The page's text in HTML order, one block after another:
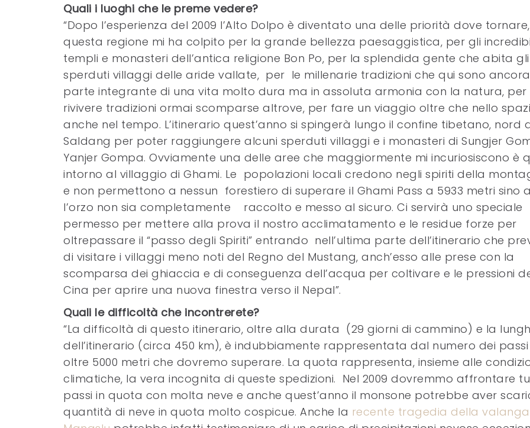
Quali i luoghi che le preme vedere?
“Dopo l’esperienza del 2009 l’Alto Dolpo è diventato una delle priorità dove tornare,
questa regione mi ha colpito per la grande bellezza paesaggistica, per gli
templi e monasteri dell’antica religione Bon Po, per la splendida gente che abita gli
sperduti villaggi delle aride vallate, per le millenarie tradizioni che qui sono ancora
parte integrante di una vita molto dura ma in assoluta armonia con la natura, per
rivivere tradizioni ormai scomparse altrove, per fare un viaggio oltre che nello
anche nel tempo. L’itinerario quest’anno si spingerà lungo il confine tibetano, nord
Saldang per poter raggiungere alcuni sperduti villaggi e i monasteri di Sungjer
Yanjer Gompa. Ovviamente una delle aree che maggiormente mi incuriosiscono è
intorno al villaggio di Ghami. Le popolazioni locali credono negli spiriti della
e non permettono a nessun forestiero di superare il Ghami Pass a 5933 metri sino
l’orzo non sia completamente raccolto e messo al sicuro. Ci servirà uno speciale
permesso per mettere alla prova il nostro acclimatamento e le residue forze per
oltrepassare il “passo degli Spiriti” entrando nell’ultima parte dell’itinerario che
di visitare i villaggi meno noti del Regno del Mustang, anch’esso alle prese con la
scomparsa dei ghiaccia e di conseguenza dell’acqua per coltivare e le pressioni
Cina per aprire una nuova finestra verso il Nepal”.
Quali le difficoltà che incontrerete?
“La difficoltà di questo itinerario, oltre alla durata (29 giorni di cammino) e la
dell’itinerario (circa 450 km), è indubbiamente rappresentata dal numero dei passi
oltre 5000 metri che dovremo superare. La quota rappresenta, insieme alle
climatiche, la vera incognita di queste spedizioni. Nel 2009 dovremmo affrontare
passi in quota con molta neve e anche quest’anno il monsone potrebbe aver
quantità di neve in quota molto cospicue. Anche la recente tragedia della